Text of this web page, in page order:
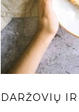
DARŽOVIŲ